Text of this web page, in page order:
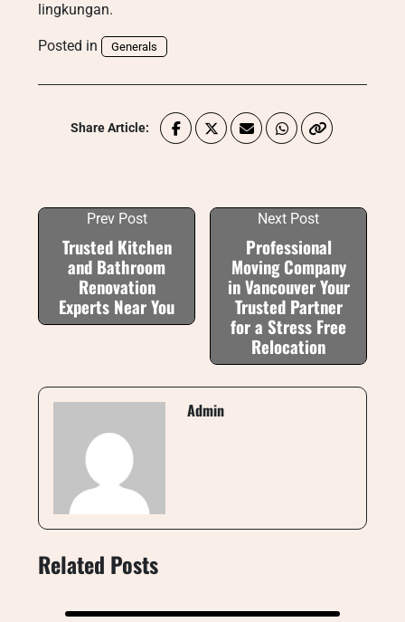
lingkungan.
Posted in Generals
Share Article:
Prev Post
Trusted Kitchen
and Bathroom
Renovation
Experts Near You
Next Post
Professional
Moving Company
in Vancouver Your
Trusted Partner
for a Stress Free
Relocation
Admin
Related Posts